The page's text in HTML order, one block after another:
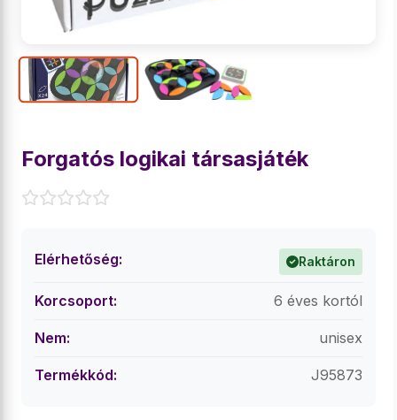
Forgatós logikai társasjáték
Elérhetőség: Raktáron
Korcsoport: 6 éves kortól
Nem: unisex
Termékkód: J95873